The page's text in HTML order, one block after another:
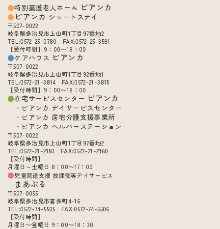
特別養護老人ホーム ビアンカ
ビアンカ ショートステイ
〒507-0022
岐阜県多治見市上山町1丁目97番地2
TEL:0572-25-0780 FAX:0572-25-3581
【受付時間】9：00〜18：00
ケアハウス ビアンカ
〒507-0022
岐阜県多治見市上山町1丁目92番地1
TEL:0572-21-3814 FAX:0572-21-3815
【受付時間】9：00〜18：00
在宅サービスセンター ビアンカ
ビアンカ デイサービスセンター
ビアンカ 居宅介護支援事業所
ビアンカ ヘルパーステーション
〒507-0022
岐阜県多治見市上山町1丁目97番地2
TEL:0572-21-2150 FAX:0572-21-2160
【受付時間】
月曜日～土曜日 8：00〜17：00
児童発達支援 放課後等デイサービス
まあぶる
〒507-0055
岐阜県多治見市喜多町4-16
TEL:0572-74-5505 FAX:0572-74-5506
【受付時間】
月曜日〜金曜日 9：00〜18：30